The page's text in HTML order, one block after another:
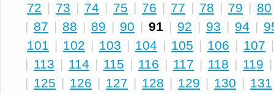
72 | 73 | 74 | 75 | 76 | 77 | 78 | 79 | 80
| 87 | 88 | 89 | 90 | 91 | 92 | 93 | 94 |
101 | 102 | 103 | 104 | 105 | 106 | 107
| 113 | 114 | 115 | 116 | 117 | 118 | 119
| 125 | 126 | 127 | 128 | 129 | 130 | 131